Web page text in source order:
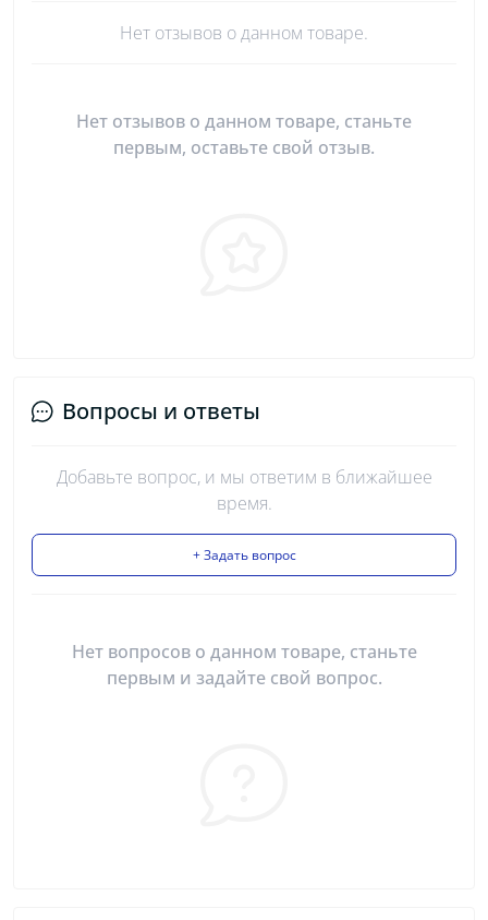
Нет отзывов о данном товаре.
Нет отзывов о данном товаре, станьте
первым, оставьте свой отзыв.
Вопросы и ответы
Добавьте вопрос, и мы ответим в ближайшее
время.
+ Задать вопрос
Нет вопросов о данном товаре, станьте
первым и задайте свой вопрос.